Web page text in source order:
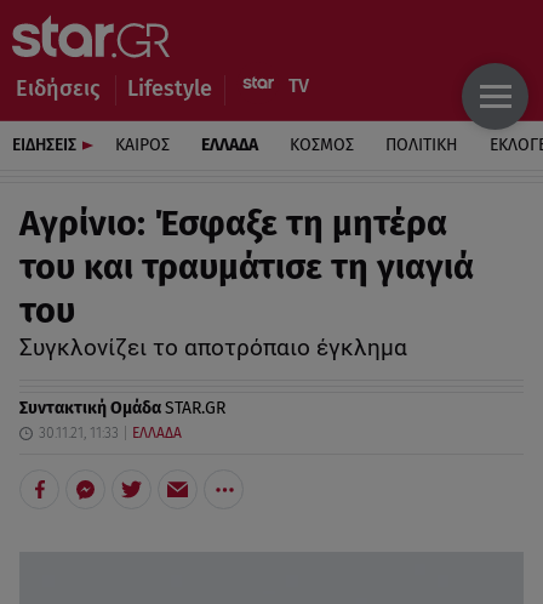
Ειδήσεις Lifestyle
ΕΙΔΗΣΕΙΣ ΚΑΙΡΟΣ ΕΛΛΑΔΑ ΚΟΣΜΟΣ ΠΟΛΙΤΙΚΗ
Αγρίνιο: Έσφαξε τη μητέρα
του και τραυμάτισε τη γιαγιά
του
Συγκλονίζει το αποτρόπαιο έγκλημα
Συντακτική ΟμάδαSTAR.GR
30.11.21, 11:33 ΕΛΛΑΔΑ